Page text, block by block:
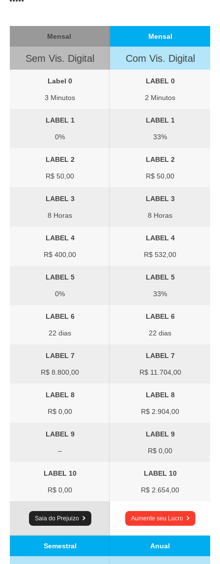
Mensal
Sem Vis. Digital
Label 0
3 Minutos
LABEL 1
0%
LABEL 2
R$ 50,00
LABEL 3
8 Horas
LABEL 4
R$ 400,00
LABEL 5
0%
LABEL 6
22 dias
LABEL 7
R$ 8.800,00
LABEL 8
R$ 0,00
LABEL 9
–
LABEL 10
R$ 0,00
Saia do Prejuizo
Mensal
Com Vis. Digital
LABEL 0
2 Minutos
LABEL 1
33%
LABEL 2
R$ 50,00
LABEL 3
8 Horas
LABEL 4
R$ 532,00
LABEL 5
33%
LABEL 6
22 dias
LABEL 7
R$ 11.704,00
LABEL 8
R$ 2.904,00
LABEL 9
R$ 0,00
LABEL 10
R$ 2.654,00
Aumente seu Lucro
Semestral Anual